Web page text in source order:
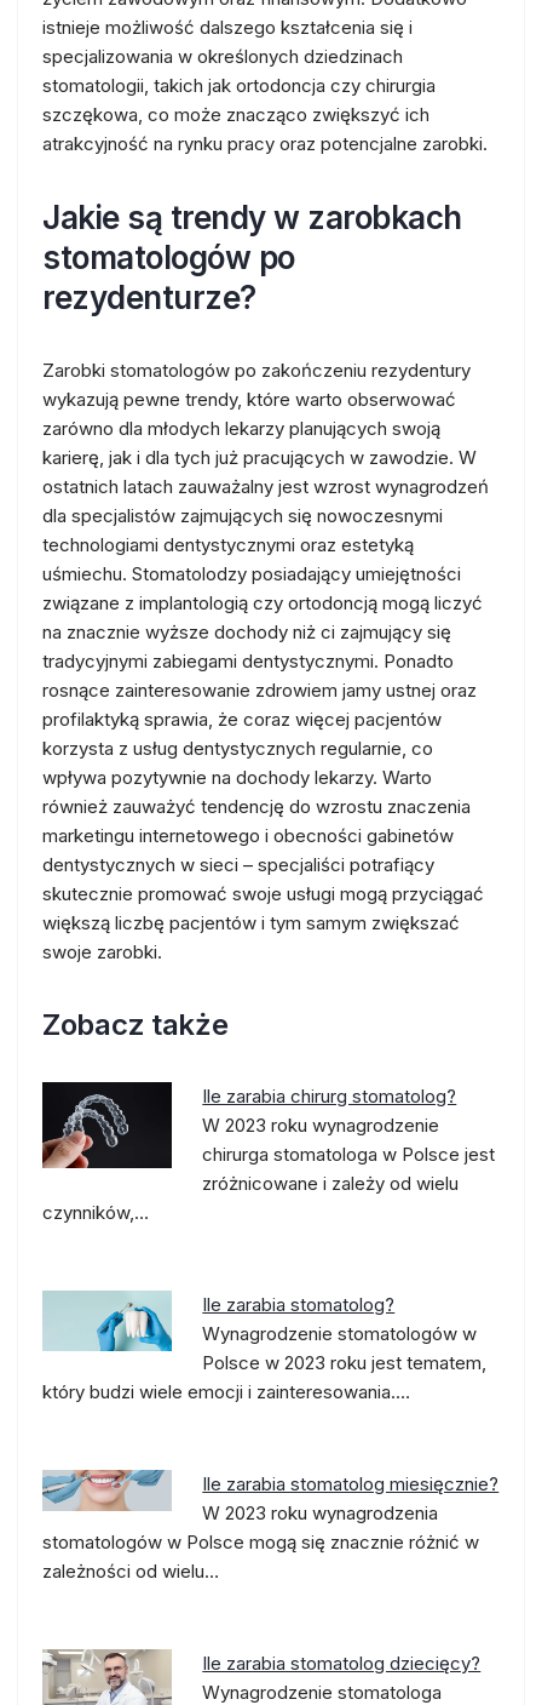
istnieje możliwość dalszego kształcenia się i
specjalizowania w określonych dziedzinach
stomatologii, takich jak ortodoncja czy chirurgia
szczękowa, co może znacząco zwiększyć ich
atrakcyjność na rynku pracy oraz potencjalne zarobki.
Jakie są trendy w zarobkach
stomatologów po
rezydenturze?
Zarobki stomatologów po zakończeniu rezydentury
wykazują pewne trendy, które warto obserwować
zarówno dla młodych lekarzy planujących swoją
karierę, jak i dla tych już pracujących w zawodzie. W
ostatnich latach zauważalny jest wzrost wynagrodzeń
dla specjalistów zajmujących się nowoczesnymi
technologiami dentystycznymi oraz estetyką
uśmiechu. Stomatolodzy posiadający umiejętności
związane z implantologią czy ortodoncją mogą liczyć
na znacznie wyższe dochody niż ci zajmujący się
tradycyjnymi zabiegami dentystycznymi. Ponadto
rosnące zainteresowanie zdrowiem jamy ustnej oraz
profilaktyką sprawia, że coraz więcej pacjentów
korzysta z usług dentystycznych regularnie, co
wpływa pozytywnie na dochody lekarzy. Warto
również zauważyć tendencję do wzrostu znaczenia
marketingu internetowego i obecności gabinetów
dentystycznych w sieci – specjaliści potrafiący
skutecznie promować swoje usługi mogą przyciągać
większą liczbę pacjentów i tym samym zwiększać
swoje zarobki.
Zobacz także
Ile zarabia chirurg stomatolog?
W 2023 roku wynagrodzenie
chirurga stomatologa w Polsce jest
zróżnicowane i zależy od wielu
czynników,…
Ile zarabia stomatolog?
Wynagrodzenie stomatologów w
Polsce w 2023 roku jest tematem,
który budzi wiele emocji i zainteresowania.…
Ile zarabia stomatolog miesięcznie?
W 2023 roku wynagrodzenia
stomatologów w Polsce mogą się znacznie różnić w
zależności od wielu…
Ile zarabia stomatolog dziecięcy?
Wynagrodzenie stomatologa